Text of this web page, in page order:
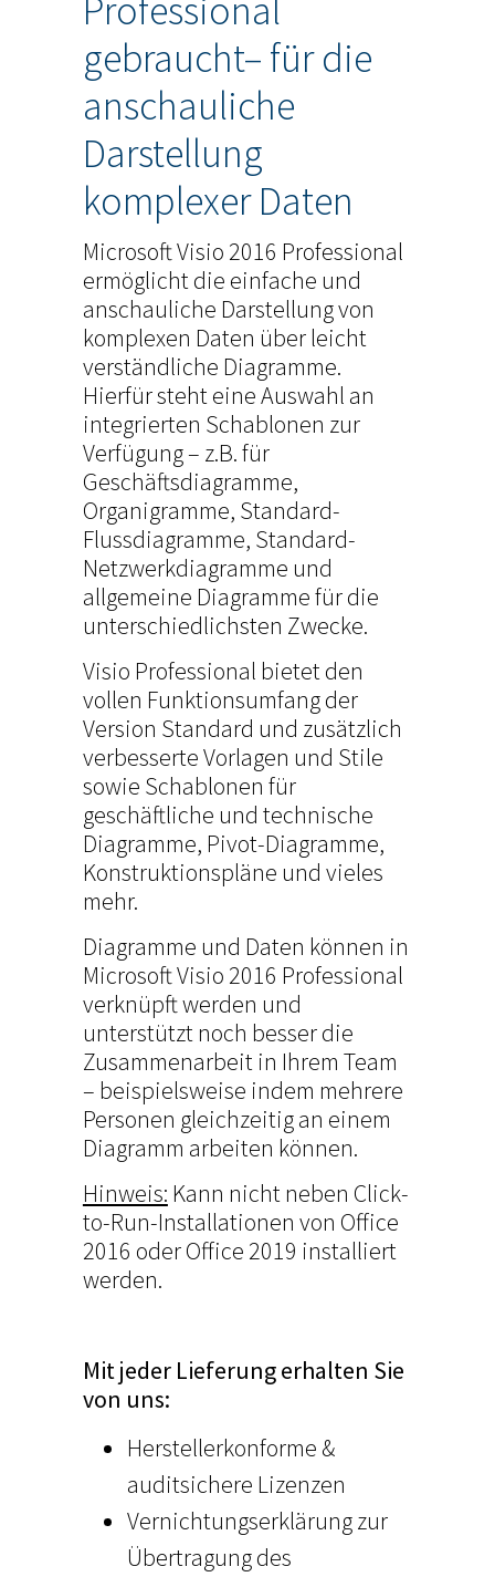
Professional
gebraucht– für die
anschauliche
Darstellung
komplexer Daten
Microsoft Visio 2016 Professional
ermöglicht die einfache und
anschauliche Darstellung von
komplexen Daten über leicht
verständliche Diagramme.
Hierfür steht eine Auswahl an
integrierten Schablonen zur
Verfügung – z.B. für
Geschäftsdiagramme,
Organigramme, Standard-
Flussdiagramme, Standard-
Netzwerkdiagramme und
allgemeine Diagramme für die
unterschiedlichsten Zwecke.
Visio Professional bietet den
vollen Funktionsumfang der
Version Standard und zusätzlich
verbesserte Vorlagen und Stile
sowie Schablonen für
geschäftliche und technische
Diagramme, Pivot-Diagramme,
Konstruktionspläne und vieles
mehr.
Diagramme und Daten können in
Microsoft Visio 2016 Professional
verknüpft werden und
unterstützt noch besser die
Zusammenarbeit in Ihrem Team
– beispielsweise indem mehrere
Personen gleichzeitig an einem
Diagramm arbeiten können.
Hinweis: Kann nicht neben Click-
to-Run-Installationen von Office
2016 oder Office 2019 installiert
werden.
Mit jeder Lieferung erhalten Sie
von uns:
Herstellerkonforme &
auditsichere Lizenzen
Vernichtungserklärung zur
Übertragung des